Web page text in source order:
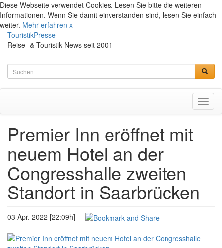
Diese Webseite verwendet Cookies. Lesen Sie bitte die weiteren
Informationen. Wenn Sie damit einverstanden sind, lesen Sie einfach
weiter. Mehr erfahren x
TouristikPresse
Reise- & Touristik-News seit 2001
Premier Inn eröffnet mit
neuem Hotel an der
Congresshalle zweiten
Standort in Saarbrücken
03 Apr. 2022 [22:09h]